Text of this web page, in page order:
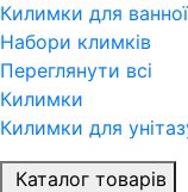
Килимки для
Набори климків
Переглянути всi
Килимки
Килимки для
Каталог товарів